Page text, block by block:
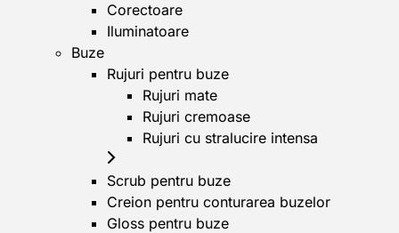
Corectoare
Iluminatoare
Buze
Rujuri pentru buze
Rujuri mate
Rujuri cremoase
Rujuri cu stralucire intensa
Scrub pentru buze
Creion pentru conturarea buzelor
Gloss pentru buze